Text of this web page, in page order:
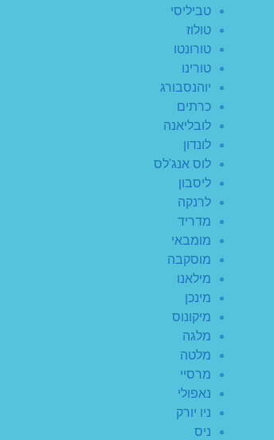
טביליסי
טולוז
טורונטו
טורינו
יוהנסבורג
כרתים
לובליאנה
לונדון
לוס אנג'לס
ליסבון
לרנקה
מדריד
מומבאי
מוסקבה
מילאנו
מינכן
מיקונוס
מלגה
מלטה
מרסיי
נאפולי
ניו יורק
ניס